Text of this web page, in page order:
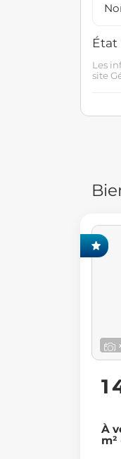
Les
site
1
À